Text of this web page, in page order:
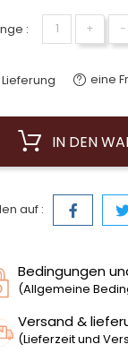
: + −
Lieferung eine
IN DEN
auf :
Bedingungen
(Allgemeine
Versand &
(Lieferzeit und